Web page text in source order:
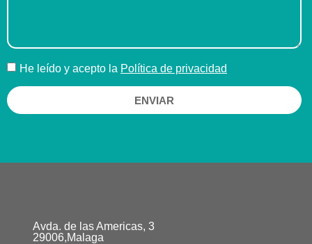
He leído y acepto la Política de privacidad
ENVIAR
Avda. de las Americas, 3
29006,Malaga